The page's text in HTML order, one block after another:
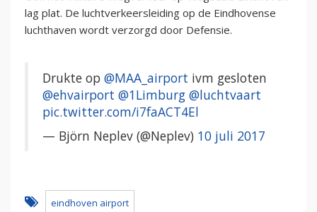
lag plat. De luchtverkeersleiding op de Eindhovense
luchthaven wordt verzorgd door Defensie.
Drukte op @MAA_airport ivm gesloten
@ehvairport @1Limburg @luchtvaart
pic.twitter.com/i7faACT4El
— Björn Neplev (@Neplev) 10 juli 2017
eindhoven airport